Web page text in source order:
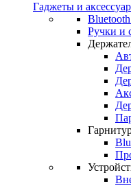
Гаджеты и
Ручки и